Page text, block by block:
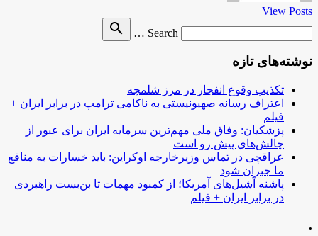
View Posts
Search …
search
نوشته‌های تازه
تکذیب وقوع انفجار در مرز شلمچه
اعتراف رسانه صهیونیستی به ناکامی ترامپ در برابر ایران +
فیلم
پزشکیان: وفاق ملی مهم‌ترین سرمایه ایران برای عبور از
چالش‌های پیش رو است
عراقچی در تماس وزیرخارجه اوکراین: باید خسارات به منافع
ما جبران شود
پاشنه آشیل‌های آمریکا؛ از کمبود مهمات تا بن‌بست راهبردی
در برابر ایران + فیلم
.